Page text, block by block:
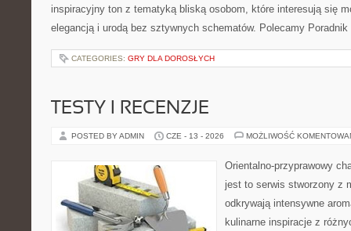
inspiracyjny ton z tematyką bliską osobom, które interesują się
elegancją i urodą bez sztywnych schematów. Polecamy
CATEGORIES: GRY DLA DOROSŁYCH
TESTY I RECENZJE
POSTED BY ADMIN CZE - 13 - 2026 MOŻLIWOŚĆ
Orientalno-przyprawowy
jest to serwis stworzony z
odkrywają intensywne
kulinarne inspiracje z